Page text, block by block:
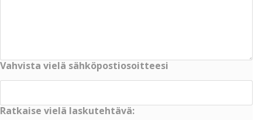
Vahvista vielä sähköpostiosoitteesi
Ratkaise vielä laskutehtävä: